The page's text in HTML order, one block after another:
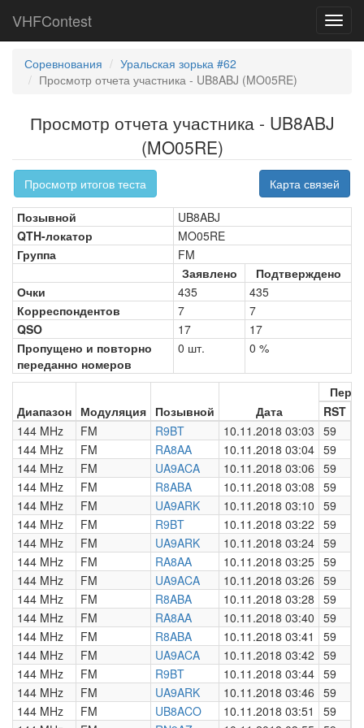
VHFContest
Соревнования
Уральская зорька #62
Просмотр отчета участника - UB8ABJ (MO05RE)
Просмотр отчета участника - UB8ABJ
(MO05RE)
Просмотр итогов теста Карта связей
Позывной
UB8ABJ
QTH-локатор
MO05RE
Группа
FM
Заявлено
Подтверждено
Очки
435
435
Корреспондентов
7
7
QSO
17
17
Пропущено и повторно
переданно номеров
0 шт. 0 %
Диапазон Модуляция Позывной Дата
RST
144 MHz
FM R9BT 10.11.2018 03:03 59
144 MHz
FM RA8AA 10.11.2018 03:04 59
144 MHz
FM UA9ACA 10.11.2018 03:06 59
144 MHz
FM R8ABA 10.11.2018 03:08 59
144 MHz
FM UA9ARK 10.11.2018 03:10 59
144 MHz
FM R9BT 10.11.2018 03:22 59
144 MHz
FM UA9ARK 10.11.2018 03:24 59
144 MHz
FM RA8AA 10.11.2018 03:25 59
144 MHz
FM UA9ACA 10.11.2018 03:26 59
144 MHz
FM R8ABA 10.11.2018 03:28 59
144 MHz
FM RA8AA 10.11.2018 03:40 59
144 MHz
FM R8ABA 10.11.2018 03:41 59
144 MHz
FM UA9ACA 10.11.2018 03:42 59
144 MHz
FM R9BT 10.11.2018 03:44 59
144 MHz
FM UA9ARK 10.11.2018 03:46 59
144 MHz
FM UB8ACO 10.11.2018 03:51 59